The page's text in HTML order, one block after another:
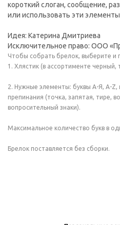
короткий слоган, сообщение,
или использовать эти
Идея: Катерина Дмитриева
Исключительное право: ООО
Чтобы собрать брелок, выберите и
1. Хлястик (в ассортименте черный,
2. Нужные элементы: буквы А-Я, A-Z,
препинания (точка, запятая, тире,
вопросительный знаки).
Максимальное количество букв в
Брелок поставляется без сборки.